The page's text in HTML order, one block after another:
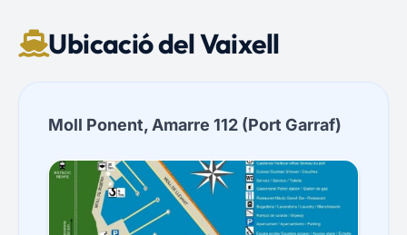
Ubicació del Vaixell
Moll Ponent, Amarre 112 (Port Garraf)